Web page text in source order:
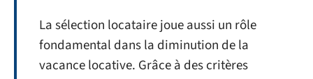
La sélection locataire joue aussi un rôle
fondamental dans la diminution de la
vacance locative. Grâce à des critères